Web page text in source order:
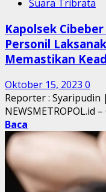
Suara Tribrata
Kapolsek
Personil
Memastikan
Oktober 15, 2023 0
Reporter : Syaripudin
NEWSMETROPOL.id
Baca